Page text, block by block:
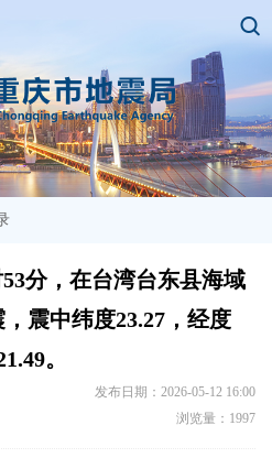
分，在台湾台东县海域
震中纬度23.27，经度
。
发布日期：2026-05-12 16:00
浏览量：1997